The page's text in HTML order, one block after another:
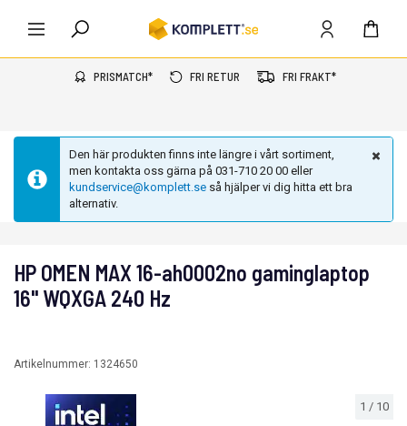
PRISMATCH* FRI RETUR FRI FRAKT*
Den här produkten finns inte längre i vårt sortiment,
men kontakta oss gärna på 031-710 20 00 eller
kundservice@komplett.se så hjälper vi dig hitta ett bra
alternativ.
1 / 10
HP OMEN MAX 16-ah0002no gaminglaptop
16" WQXGA 240 Hz
Artikelnummer: 1324650